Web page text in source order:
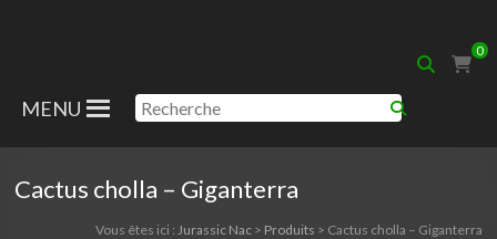
Nac
0
MENU
Cactus cholla – Giganterra
Vous êtes ici : Jurassic Nac> Produits > Cactus cholla – Giganterra